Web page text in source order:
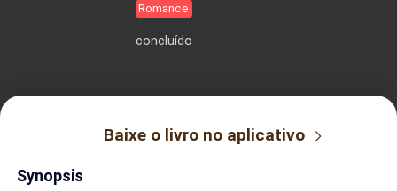
Romance
concluído
Baixe o livro no aplicativo
Synopsis